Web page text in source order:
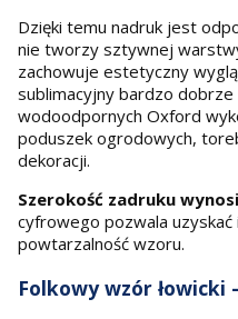
Dzięki temu nadruk jest
nie tworzy sztywnej
zachowuje estetyczny
sublimacyjny bardzo dobrze
wodoodpornych Oxford
poduszek ogrodowych,
dekoracji.
Szerokość zadruku
cyfrowego pozwala
powtarzalność wzoru.
Folkowy wzór łowicki